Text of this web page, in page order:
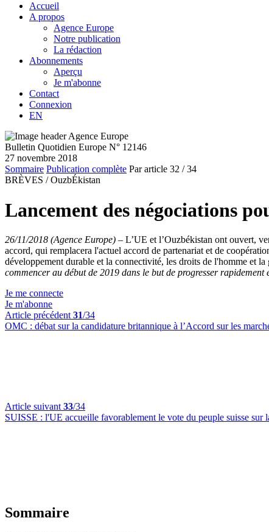
Accueil
A propos
Agence Europe
Notre publication
La rédaction
Abonnements
Aperçu
Je m'abonne
Contact
Connexion
EN
Bulletin Quotidien Europe N° 12146
27 novembre 2018
Sommaire Publication complète Par article 32 / 34
BRÈVES / OuzbÉkistan
Lancement des négociations
26/11/2018 (Agence Europe) – L’UE et l’Ouzbékistan ont ouvert,
accord, qui remplacera l'actuel accord de partenariat et de
développement durable et la connectivité, les droits de l'homme et
commencer au début de 2019 dans le but de progresser
Je me connecte
Je m'abonne
Article précédent 31/34
OMC : débat sur la candidature britannique à l’Accord sur les
Article suivant 33/34
SUISSE : l'UE accueille favorablement le vote du peuple suisse sur
Sommaire